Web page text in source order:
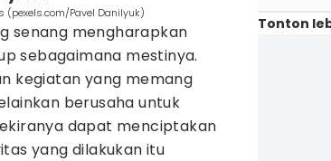
Pavel Danilyuk)
senang mengharapkan
sebagaimana mestinya.
kegiatan yang memang
berusaha untuk
dapat menciptakan
yang dilakukan itu
Tonton